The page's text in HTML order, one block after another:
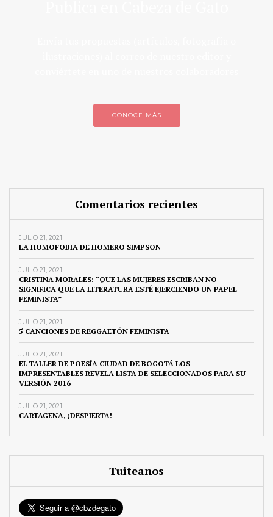
CONOCE MÁS
Comentarios recientes
JULIO 21, 2021
LA HOMOFOBIA DE HOMERO SIMPSON
JULIO 21, 2021
CRISTINA MORALES: “QUE LAS MUJERES ESCRIBAN NO
SIGNIFICA QUE LA LITERATURA ESTÉ EJERCIENDO UN PAPEL
FEMINISTA”
JULIO 21, 2021
5 CANCIONES DE REGGAETÓN FEMINISTA
JULIO 21, 2021
EL TALLER DE POESÍA CIUDAD DE BOGOTÁ LOS
IMPRESENTABLES REVELA LISTA DE SELECCIONADOS PARA SU
VERSIÓN 2016
JULIO 21, 2021
CARTAGENA, ¡DESPIERTA!
Tuiteanos